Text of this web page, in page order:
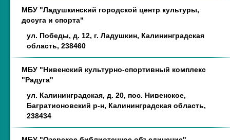
МБУ "Ладушкинский городской центр культуры,
досуга и спорта"
ул. Победы, д. 12, г. Ладушкин, Калининградская
область, 238460
МБУ "Нивенский культурно-спортивный комплекс
"Радуга"
ул. Калининградская, д. 20, пос. Нивенское,
Багратионовский р-н, Калининградская область,
238434